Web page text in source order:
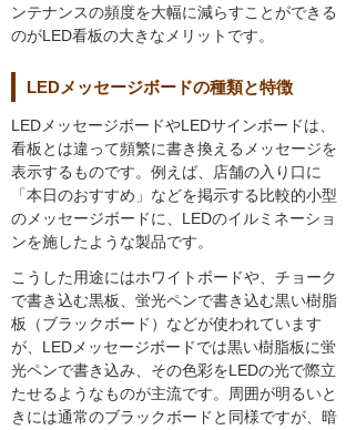
ンテナンスの頻度を大幅に減らすことができる
のがLED看板の大きなメリットです。
LEDメッセージボードの種類と特徴
LEDメッセージボードやLEDサインボードは、
看板とは違って頻繁に書き換えるメッセージを
表示するものです。例えば、店舗の入り口に
「本日のおすすめ」などを掲示する比較的小型
のメッセージボードに、LEDのイルミネーショ
ンを施したような製品です。
こうした用途にはホワイトボードや、チョーク
で書き込む黒板、蛍光ペンで書き込む黒い樹脂
板（ブラックボード）などが使われています
が、LEDメッセージボードでは黒い樹脂板に蛍
光ペンで書き込み、その色彩をLEDの光で際立
たせるようなものが主流です。周囲が明るいと
きには通常のブラックボードと同様ですが、暗